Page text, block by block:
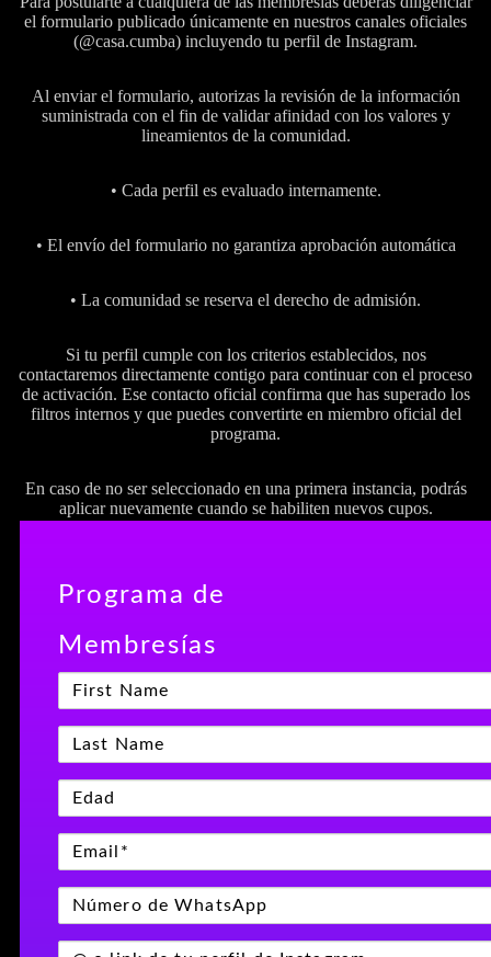
el formulario publicado únicamente en nuestros canales oficiales
(@casa.cumba) incluyendo tu perfil de Instagram.
Al enviar el formulario, autorizas la revisión de la información
suministrada con el fin de validar afinidad con los valores y
lineamientos de la comunidad.
• Cada perfil es evaluado internamente.
• El envío del formulario no garantiza aprobación automática
• La comunidad se reserva el derecho de admisión.
Si tu perfil cumple con los criterios establecidos, nos
contactaremos directamente contigo para continuar con el proceso
de activación. Ese contacto oficial confirma que has superado los
filtros internos y que puedes convertirte en miembro oficial del
programa.
En caso de no ser seleccionado en una primera instancia, podrás
aplicar nuevamente cuando se habiliten nuevos cupos.
Programa de
Membresías